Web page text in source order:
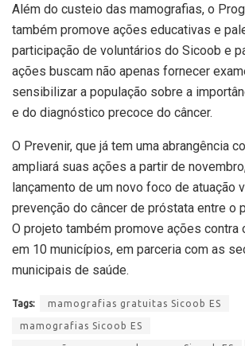
Além do custeio das mamografias, o
também promove ações educativas e
participação de voluntários do Sicoob e
ações buscam não apenas fornecer
sensibilizar a população sobre a
e do diagnóstico precoce do câncer.
O Prevenir, que já tem uma abrangência
ampliará suas ações a partir de
lançamento de um novo foco de atuação
prevenção do câncer de próstata entre o
O projeto também promove ações contra
em 10 municípios, em parceria com as
municipais de saúde.
Tags: mamografias gratuitas Sicoob ES
mamografias Sicoob ES